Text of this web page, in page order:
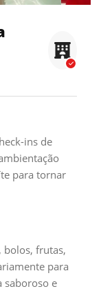
ins de
para tornar
bolos, frutas,
para
saboroso e